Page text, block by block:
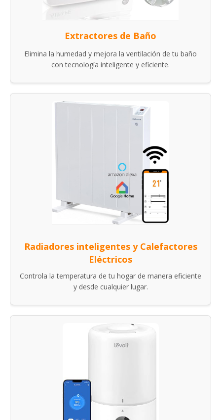
Extractores de Baño
Elimina la humedad y mejora la ventilación de tu baño
con tecnología inteligente y eficiente.
Radiadores inteligentes y Calefactores
Eléctricos
Controla la temperatura de tu hogar de manera eficiente
y desde cualquier lugar.